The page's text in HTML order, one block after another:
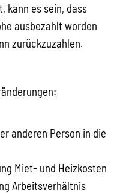
kann es sein, dass
ausbezahlt worden
zurückzuzahlen.
anderen Person in die
Miet- und Heizkosten
Arbeitsverhältnis